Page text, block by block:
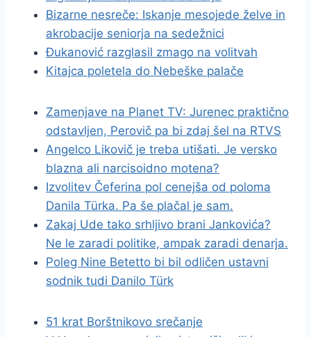
Bizarne nesreče: Iskanje mesojede želve in
akrobacije seniorja na sedežnici
Đukanović razglasil zmago na volitvah
Kitajca poletela do Nebeške palače
Zamenjave na Planet TV: Jurenec praktično
odstavljen, Perovič pa bi zdaj šel na RTVS
Angelco Likovič je treba utišati. Je versko
blazna ali narcisoidno motena?
Izvolitev Čeferina pol cenejša od poloma
Danila Türka. Pa še plačal je sam.
Zakaj Ude tako srhljivo brani Jankovića?
Ne le zaradi politike, ampak zaradi denarja.
Poleg Nine Betetto bi bil odličen ustavni
sodnik tudi Danilo Türk
51 krat Borštnikovo srečanje